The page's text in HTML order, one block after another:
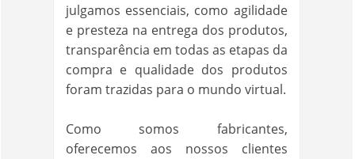
julgamos essenciais, como agilidade
e presteza na entrega dos produtos,
transparência em todas as etapas da
compra e qualidade dos produtos
foram trazidas para o mundo virtual.
Como somos fabricantes,
oferecemos aos nossos clientes